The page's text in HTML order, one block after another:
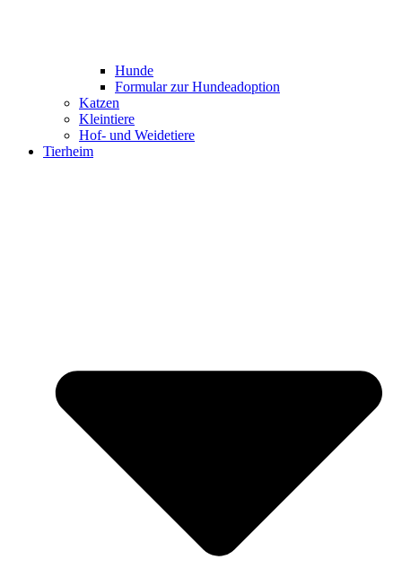
Hunde
Formular zur Hundeadoption
Katzen
Kleintiere
Hof- und Weidetiere
Tierheim